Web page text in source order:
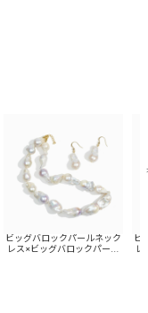
グバロックパールネック
ス×ビッグバロックパール
ビッ
レス